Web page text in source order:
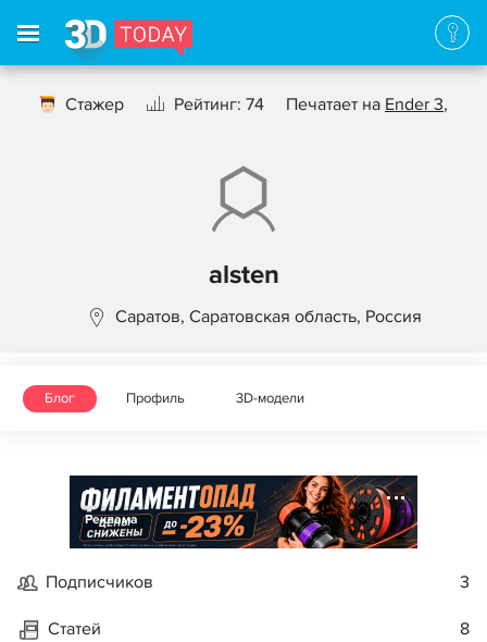
Стажер Рейтинг: 74 Печатает на Ender 3,
alsten
Саратов, Саратовская область, Россия
Блог Профиль 3D-модели
Реклама
Подписчиков 3
Статей 8